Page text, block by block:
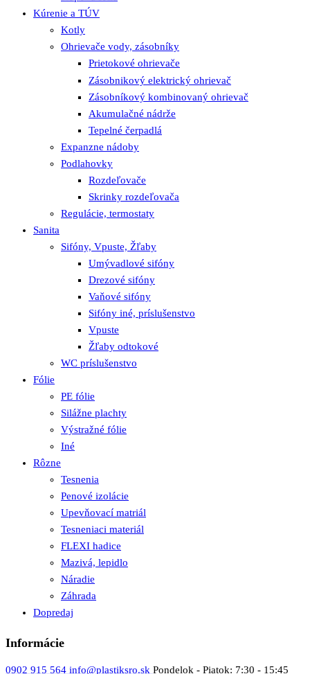
Kúrenie a TÚV
Kotly
Ohrievače vody, zásobníky
Prietokové ohrievače
Zásobnikový elektrický ohrievač
Zásobníkový kombinovaný ohrievač
Akumulačné nádrže
Tepelné čerpadlá
Expanzne nádoby
Podlahovky
Rozdeľovače
Skrinky rozdeľovača
Regulácie, termostaty
Sanita
Sifóny, Vpuste, Žľaby
Umývadlové sifóny
Drezové sifóny
Vaňové sifóny
Sifóny iné, príslušenstvo
Vpuste
Žľaby odtokové
WC príslušenstvo
Fólie
PE fólie
Silážne plachty
Výstražné fólie
Iné
Rôzne
Tesnenia
Penové izolácie
Upevňovací matriál
Tesneniaci materiál
FLEXI hadice
Mazivá, lepidlo
Náradie
Záhrada
Dopredaj
Informácie
0902 915 564 info@plastiksro.sk Pondelok - Piatok: 7:30 - 15:45